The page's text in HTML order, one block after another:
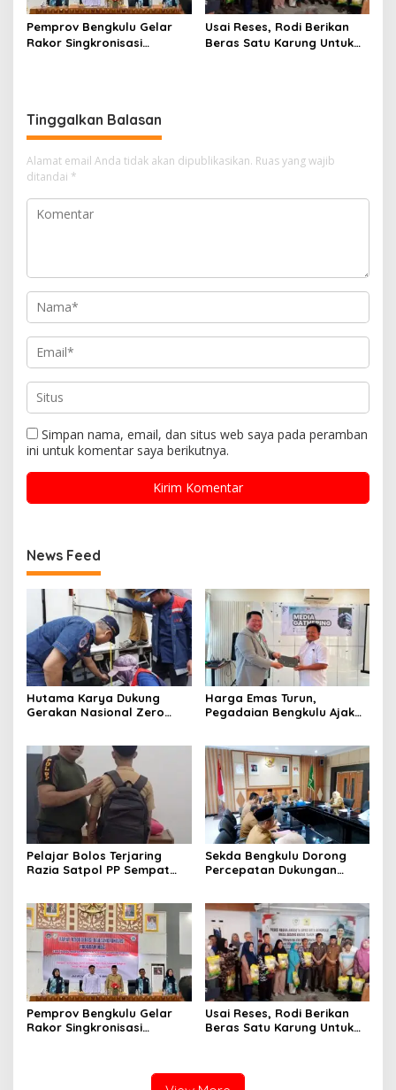
Pemprov Bengkulu Gelar
Rakor Singkronisasi
Usai Reses, Rodi Berikan
Beras Satu Karung Untuk
Tinggalkan Balasan
Alamat email Anda tidak akan dipublikasikan. Ruas yang wajib
ditandai *
Simpan nama, email, dan situs web saya pada peramban
ini untuk komentar saya berikutnya.
News Feed
Hutama Karya Dukung
Gerakan Nasional Zero
(SETUJU)
Harga Emas Turun,
Pegadaian Bengkulu Ajak
Pelajar Bolos Terjaring
Razia Satpol PP Sempat
Sekda Bengkulu Dorong
Percepatan Dukungan
Regional
Pemprov Bengkulu Gelar
Rakor Singkronisasi
Usai Reses, Rodi Berikan
Beras Satu Karung Untuk